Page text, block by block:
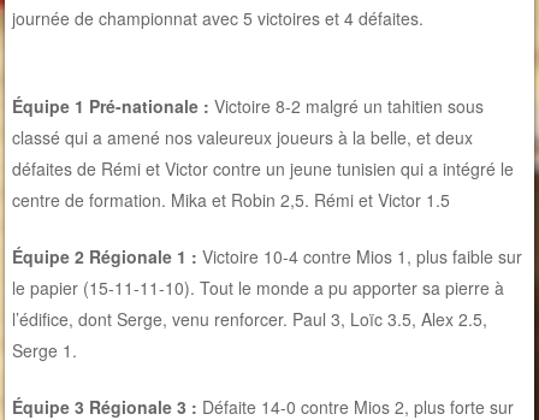
journée de championnat avec 5 victoires et 4 défaites.
Équipe 1 Pré-nationale : Victoire 8-2 malgré un tahitien sous
classé qui a amené nos valeureux joueurs à la belle, et deux
défaites de Rémi et Victor contre un jeune tunisien qui a intégré le
centre de formation. Mika et Robin 2,5. Rémi et Victor 1.5
Équipe 2 Régionale 1 : Victoire 10-4 contre Mios 1, plus faible sur
le papier (15-11-11-10). Tout le monde a pu apporter sa pierre à
l’édifice, dont Serge, venu renforcer. Paul 3, Loïc 3.5, Alex 2.5,
Serge 1.
Équipe 3 Régionale 3 : Défaite 14-0 contre Mios 2, plus forte sur